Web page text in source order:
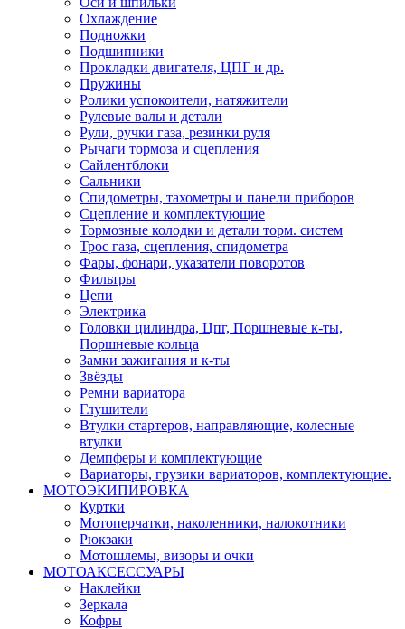
Охлаждение
Подножки
Подшипники
Прокладки двигателя, ЦПГ и др.
Пружины
Ролики успокоители, натяжители
Рулевые валы и детали
Рули, ручки газа, резинки руля
Рычаги тормоза и сцепления
Сайлентблоки
Сальники
Спидометры, тахометры и панели приборов
Сцепление и комплектующие
Тормозные колодки и детали торм. систем
Трос газа, сцепления, спидометра
Фары, фонари, указатели поворотов
Фильтры
Цепи
Электрика
Головки цилиндра, Цпг, Поршневые к-ты,
Поршневые кольца
Замки зажигания и к-ты
Звёзды
Ремни вариатора
Глушители
Втулки стартеров, направляющие, колесные
втулки
Демпферы и комплектующие
Вариаторы, грузики вариаторов, комплектующие.
МОТОЭКИПИРОВКА
Куртки
Мотоперчатки, наколенники, налокотники
Рюкзаки
Мотошлемы, визоры и очки
МОТОАКСЕССУАРЫ
Наклейки
Зеркала
Кофры